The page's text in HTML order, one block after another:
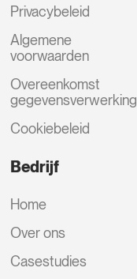
Privacybeleid
Algemene
voorwaarden
Overeenkomst
gegevensverwerking
Cookiebeleid
Bedrijf
Home
Over ons
Casestudies